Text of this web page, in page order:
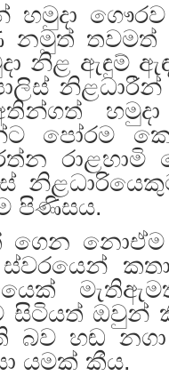
හමුදා
නමුත්
නිළ ඇඳුම්
පෝරම
පිණිසය.
නොඒම
සිටියත් ඔවුන්
හඬ නගා
යමක් කීය.